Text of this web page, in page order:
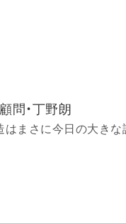
問・丁野朗
まさに今日の大きな